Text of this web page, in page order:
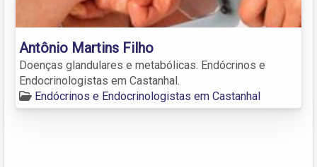
Antônio Martins Filho
Doenças glandulares e metabólicas. Endócrinos e
Endocrinologistas em Castanhal.
Endócrinos e Endocrinologistas em Castanhal